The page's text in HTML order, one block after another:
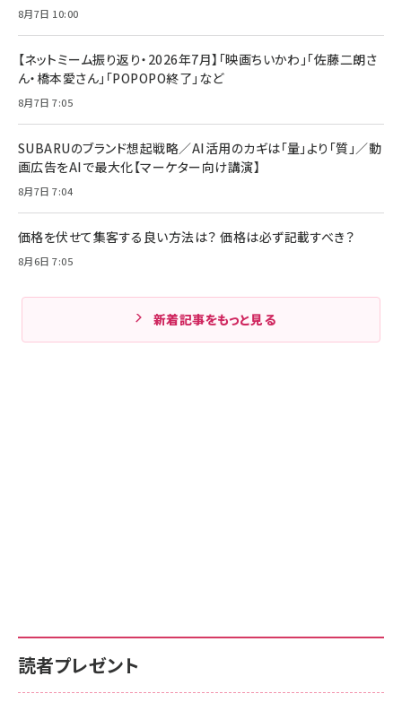
8月7日 10:00
【ネットミーム振り返り・2026年7月】「映画ちいかわ」「佐藤二朗さ
ん・橋本愛さん」「POPOPO終了」など
8月7日 7:05
SUBARUのブランド想起戦略／AI活用のカギは「量」より「質」／動
画広告をAIで最大化【マーケター向け講演】
8月7日 7:04
価格を伏せて集客する良い方法は？ 価格は必ず記載すべき？
8月6日 7:05
新着記事をもっと見る
読者プレゼント